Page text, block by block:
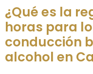
¿Qué es la
horas para
conducción
alcohol en